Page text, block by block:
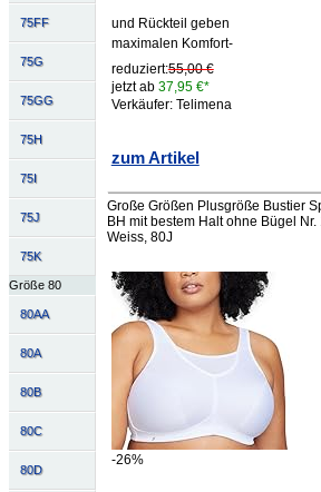
75FF
75G
75GG
75H
75I
75J
75K
Größe 80
80AA
80A
80B
80C
80D
und Rückteil geben
maximalen Komfort-
reduziert:55,00 €
jetzt ab 37,95 €*
Verkäufer: Telimena
zum Artikel
Große Größen Plusgröße Bustier
BH mit bestem Halt ohne Bügel Nr.
Weiss, 80J
-26%